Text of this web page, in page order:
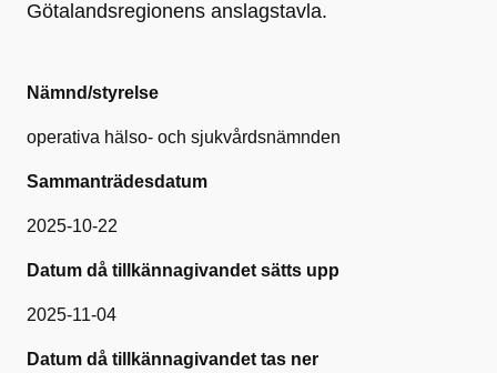
Götalandsregionens anslagstavla.
Nämnd/styrelse
operativa hälso- och sjukvårdsnämnden
Sammanträdesdatum
2025-10-22
Datum då tillkännagivandet sätts upp
2025-11-04
Datum då tillkännagivandet tas ner